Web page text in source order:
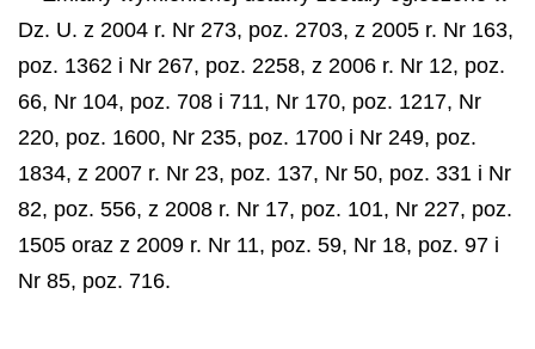
Dz. U. z 2004 r. Nr 273, poz. 2703, z 2005 r. Nr 163,
poz. 1362 i Nr 267, poz. 2258, z 2006 r. Nr 12, poz.
66, Nr 104, poz. 708 i 711, Nr 170, poz. 1217, Nr
220, poz. 1600, Nr 235, poz. 1700 i Nr 249, poz.
1834, z 2007 r. Nr 23, poz. 137, Nr 50, poz. 331 i Nr
82, poz. 556, z 2008 r. Nr 17, poz. 101, Nr 227, poz.
1505 oraz z 2009 r. Nr 11, poz. 59, Nr 18, poz. 97 i
Nr 85, poz. 716.